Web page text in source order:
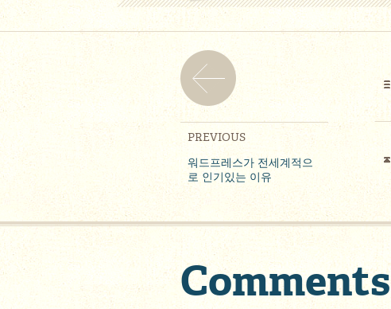
PREVIOUS
워드프레스가 전세계적으
로 인기있는 이유
Comments